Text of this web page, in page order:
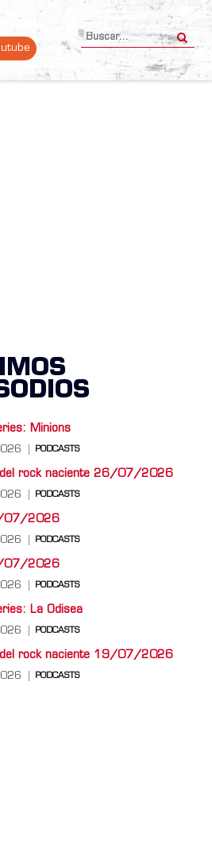
Minions
PODCASTS
del rock naciente 26/07/2026
PODCASTS
07/2026
PODCASTS
07/2026
PODCASTS
La Odisea
PODCASTS
del rock naciente 19/07/2026
PODCASTS